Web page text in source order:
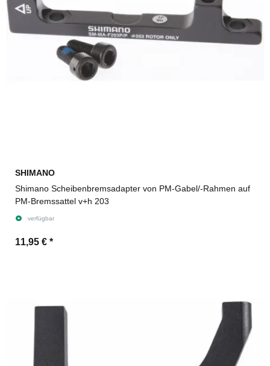
SHIMANO
Shimano Scheibenbremsadapter von PM-Gabel/-Rahmen auf
PM-Bremssattel v+h 203
verfügbar
11,95 € *